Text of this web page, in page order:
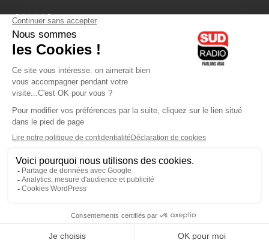
fiducial.fr
lyoncapitale.fr
olympique-et-lyonnais.com
L'application Iphone / Android
Téléchargez l'application
Les cookies
Gestion des cookies
Crédit photos : ©Sud Radio / Pierre Olivier
Noémie Halioua
Jon Rakotozafy